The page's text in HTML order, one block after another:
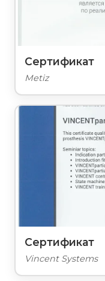
Сертификат
Metiz
Сертификат
Vincent Systems